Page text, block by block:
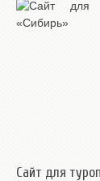
Сайт для